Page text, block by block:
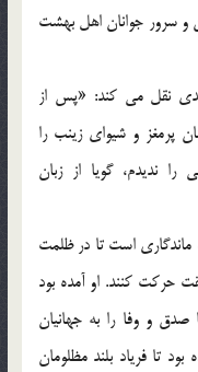
و سرور جوانان اهل بهشت
نقل مي کند: «پس از
پرمغز و شيواي زينب را
نديدم، گويا از زبان
است تا در ظلمت
حرکت کنند. او آمده بود
و وفا را به جهانيان
تا فرياد بلند مظلومان